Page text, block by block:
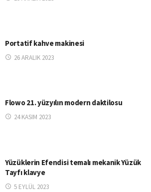
Portatif kahve makinesi
26 ARALIK 2023
Flowo 21. yüzyılın modern daktilosu
24 KASIM 2023
Yüzüklerin Efendisi temalı mekanik Yüzük
Tayfı klavye
5 EYLÜL 2023